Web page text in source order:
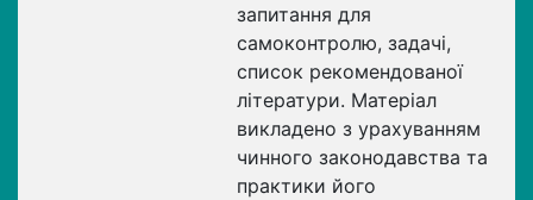
запитання для
самоконтролю, задачі,
список рекомендованої
літератури. Матеріал
викладено з урахуванням
чинного законодавства та
практики його